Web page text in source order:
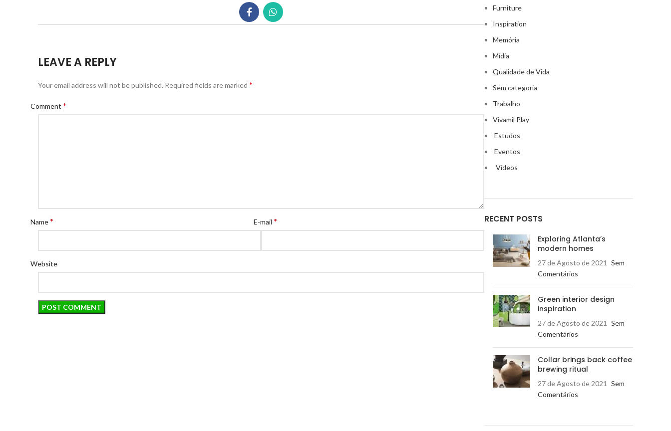
LEAVE A REPLY
Your email address will not be published. Required fields are marked *
Comment *
Name* E-mail *
Website
Furniture
Inspiration
Memória
Mídia
Qualidade de Vida
Sem categoria
Trabalho
Vivamil Play
Estudos
Eventos
Vídeos
RECENT POSTS
Exploring Atlanta’s
modern homes
27 de Agosto de 2021
Sem
Comentários
Green interior design
inspiration
27 de Agosto de 2021
Sem
Comentários
Collar brings back coffee
brewing ritual
27 de Agosto de 2021
Sem
Comentários